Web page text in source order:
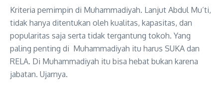
Kriteria pemimpin di Muhammadiyah. Lanjut Abdul Mu’ti,
tidak hanya ditentukan oleh kualitas, kapasitas, dan
popularitas saja serta tidak tergantung tokoh. Yang
paling penting di Muhammadiyah itu harus SUKA dan
RELA. Di Muhammadiyah itu bisa hebat bukan karena
jabatan. Ujarnya.